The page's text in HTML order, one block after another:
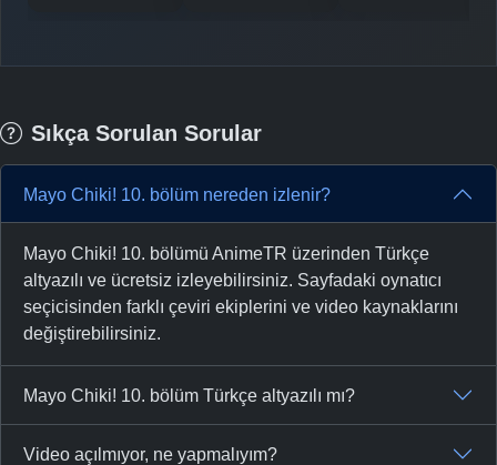
Sıkça Sorulan Sorular
Mayo Chiki! 10. bölüm nereden izlenir?
Mayo Chiki! 10. bölümü AnimeTR üzerinden Türkçe
altyazılı ve ücretsiz izleyebilirsiniz. Sayfadaki oynatıcı
seçicisinden farklı çeviri ekiplerini ve video kaynaklarını
değiştirebilirsiniz.
Mayo Chiki! 10. bölüm Türkçe altyazılı mı?
Video açılmıyor, ne yapmalıyım?